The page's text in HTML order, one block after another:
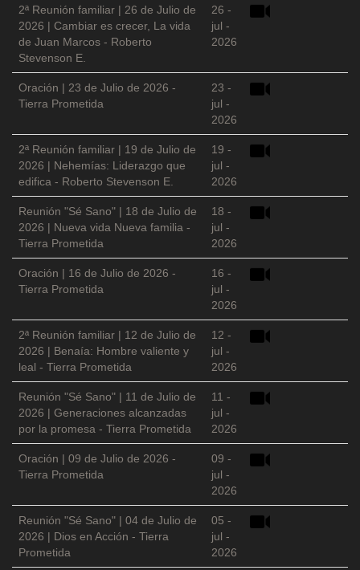
2ª Reunión familiar | 26 de Julio de
2026 | Cambiar es crecer, La vida
de Juan Marcos - Roberto
Stevenson E.
26 -
jul -
2026
Oración | 23 de Julio de 2026 -
Tierra Prometida
23 -
jul -
2026
2ª Reunión familiar | 19 de Julio de
2026 | Nehemías: Liderazgo que
edifica - Roberto Stevenson E.
19 -
jul -
2026
Reunión "Sé Sano" | 18 de Julio de
2026 | Nueva vida Nueva familia -
Tierra Prometida
18 -
jul -
2026
Oración | 16 de Julio de 2026 -
Tierra Prometida
16 -
jul -
2026
2ª Reunión familiar | 12 de Julio de
2026 | Benaía: Hombre valiente y
leal - Tierra Prometida
12 -
jul -
2026
Reunión "Sé Sano" | 11 de Julio de
2026 | Generaciones alcanzadas
por la promesa - Tierra Prometida
11 -
jul -
2026
Oración | 09 de Julio de 2026 -
Tierra Prometida
09 -
jul -
2026
Reunión "Sé Sano" | 04 de Julio de
2026 | Dios en Acción - Tierra
Prometida
05 -
jul -
2026